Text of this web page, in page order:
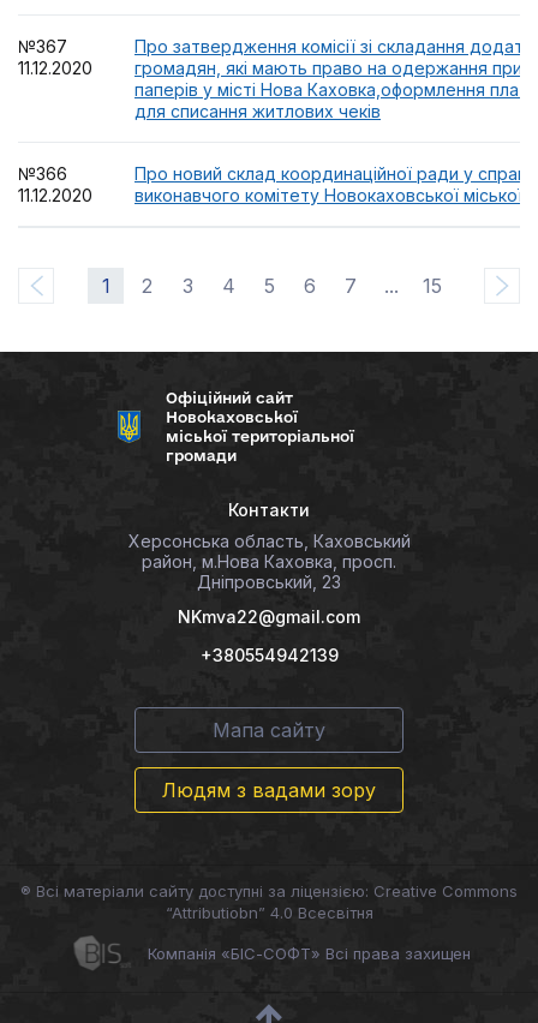
№367
11.12.2020
Про затвердження комісії зі складання
громадян, які мають право на одержання
паперів у місті Нова Каховка,оформлення
для списання житлових чеків
№366
11.12.2020
Про новий склад координаційної ради у
виконавчого комітету Новокаховської міської
1 2 3 4 5 6 7 ... 15
Офіційний сайт
Новокаховської
міської територіальної
громади
Контакти
Херсонська область, Каховський
район, м.Нова Каховка, просп.
Дніпровський, 23
NKmva22@gmail.com
+380554942139
Мапа сайту
Людям з вадами зору
® Всі матеріали сайту доступні за ліцензією: Creative Commons
“Attributiobn” 4.0 Всесвітня
Компанія «БІС-СОФТ» Всі права захищен